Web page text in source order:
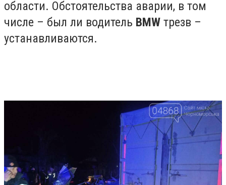
области. Обстоятельства аварии, в том
числе – был ли водитель BMW трезв –
устанавливаются.